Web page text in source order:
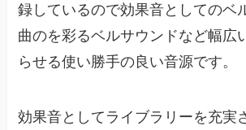
録しているので効果音としてのベ
曲のを彩るベルサウンドなど幅広
らせる使い勝手の良い音源です。
効果音としてライブラリーを充実